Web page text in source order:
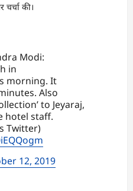
चर्चा की।
Modi:
in
morning. It
Also
to Jeyaraj,
hotel staff.
Twitter)
12, 2019